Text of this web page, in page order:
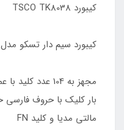
کیبورد TSCO TK8038
کیبورد سیم دار تسکو مدل TK8038
مالتی مدیا و کلید FN